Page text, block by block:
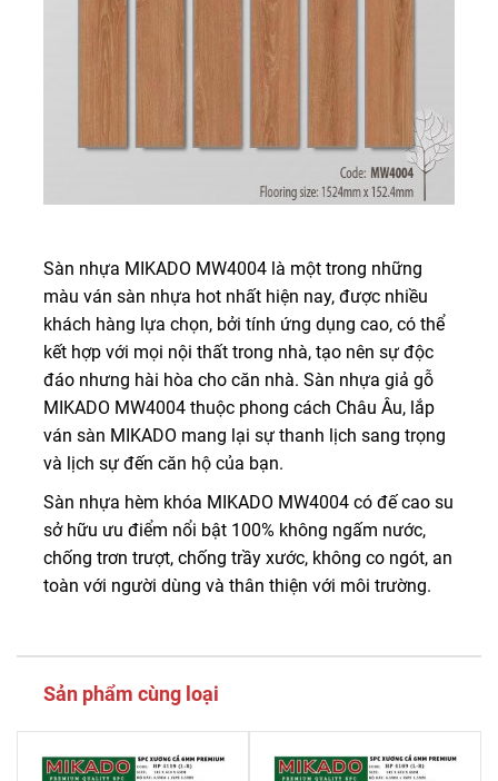
Sàn nhựa MIKADO MW4004 là một trong những
màu ván sàn nhựa hot nhất hiện nay, được nhiều
khách hàng lựa chọn, bởi tính ứng dụng cao, có thể
kết hợp với mọi nội thất trong nhà, tạo nên sự độc
đáo nhưng hài hòa cho căn nhà. Sàn nhựa giả gỗ
MIKADO MW4004 thuộc phong cách Châu Âu, lắp
ván sàn MIKADO mang lại sự thanh lịch sang trọng
và lịch sự đến căn hộ của bạn.
Sàn nhựa hèm khóa MIKADO MW4004 có đế cao su
sở hữu ưu điểm nổi bật 100% không ngấm nước,
chống trơn trượt, chống trầy xước, không co ngót, an
toàn với người dùng và thân thiện với môi trường.
Sản phẩm cùng loại